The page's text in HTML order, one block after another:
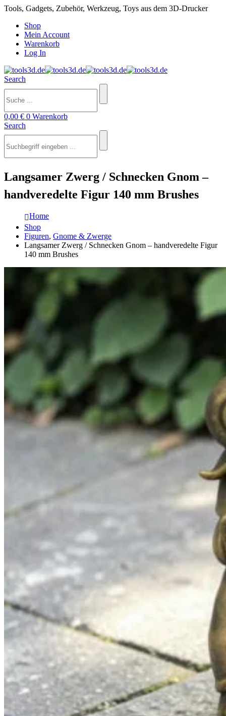
Tools, Gadgets, Zubehör, Werkzeug, Toys aus dem 3D-Drucker
Shop
Mein Account
Warenkorb
Log In
Search
0,00 € 0 Warenkorb
Search
Langsamer Zwerg / Schnecken Gnom –
handveredelte Figur 140 mm Brushes
Home
Shop
Figuren, Gnome & Zwerge
Langsamer Zwerg / Schnecken Gnom – handveredelte Figur
140 mm Brushes